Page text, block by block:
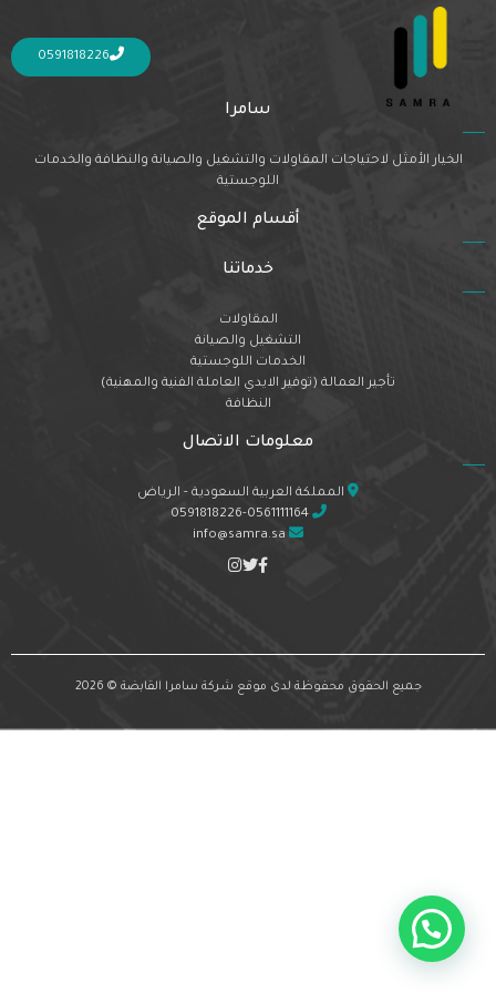
0591818226
Nothing Found
It seems we can’t find what you’re looking for. Perhaps searching can help.
سامرا
الخيار الأمثل لاحتياجات المقاولات والتشغيل والصيانة والنظافة والخدمات
اللوجستية
أقسام الموقع
خدماتنا
المقاولات
التشغيل والصيانة
الخدمات اللوجستية
تأجير العمالة (توفير الايدي العاملة الفنية والمهنية)
النظافة
معلومات الاتصال
المملكة العربية السعودية - الرياض
0591818226-0561111164
info@samra.sa
جميع الحقوق محفوظة لدى موقع شركة سامرا القابضة © 2026